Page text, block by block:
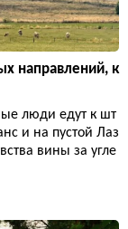
направлений, к
люди едут к шт
и на пустой Лаз
вины за угле